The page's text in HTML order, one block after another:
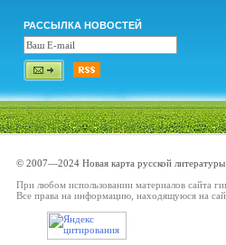
РАССЫЛКА НОВОСТЕЙ
© 2007—2024 Новая карта русской литературы
При любом использовании материалов сайта
Все права на информацию, находящуюся на